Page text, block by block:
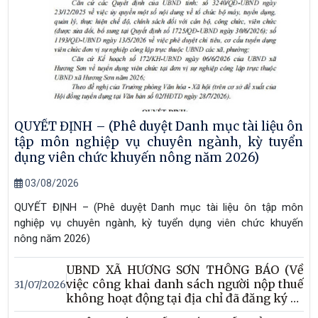
QUYẾT ĐỊNH – (Phê duyệt Danh mục tài liệu ôn
tập môn nghiệp vụ chuyên ngành, kỳ tuyển
dụng viên chức khuyến nông năm 2026)
03/08/2026
QUYẾT ĐỊNH – (Phê duyệt Danh mục tài liệu ôn tập môn
nghiệp vụ chuyên ngành, kỳ tuyển dụng viên chức khuyến
nông năm 2026)
31/07/2026
UBND XÃ HƯƠNG SƠN THÔNG BÁO (Về
việc công khai danh sách người nộp thuế
không hoạt động tại địa chỉ đã đăng ký và
người nộp thuế ngừng hoạt động nhưng